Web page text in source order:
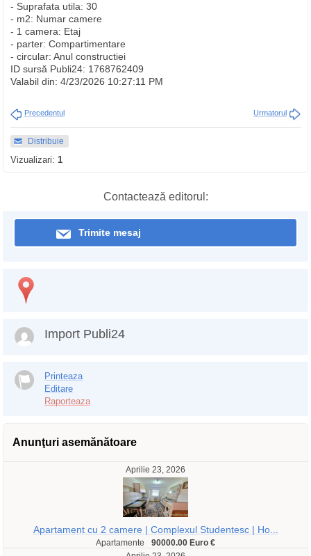
- Suprafata utila: 30
- m2: Numar camere
- 1 camera: Etaj
- parter: Compartimentare
- circular: Anul constructiei
ID sursă Publi24: 1768762409
Valabil din: 4/23/2026 10:27:11 PM
Precedentul Urmatorul
Distribuie
Vizualizari: 1
Contactează editorul:
Trimite mesaj
Import Publi24
Printeaza
Editare
Raporteaza
Anunţuri asemănătoare
Aprilie 23, 2026
Apartament cu 2 camere | Complexul Studentesc | Ho...
Apartamente
90000.00 Euro €